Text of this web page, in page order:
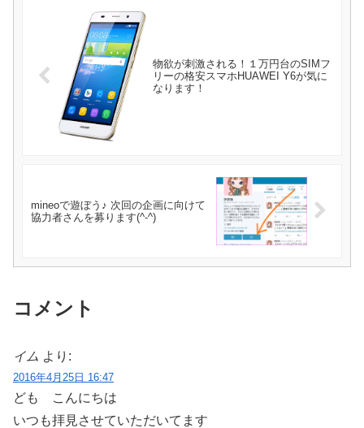
物欲が刺激される！１万円台のSIMフ
リーの格安スマホHUAWEI Y6が気に
なります！
mineoで遊ぼう♪ 次回の企画に向けて
協力者さんを募ります(^-^)
コメント
イム より:
2016年4月25日 16:47
ども こんにちは
いつも拝見させていただいてます